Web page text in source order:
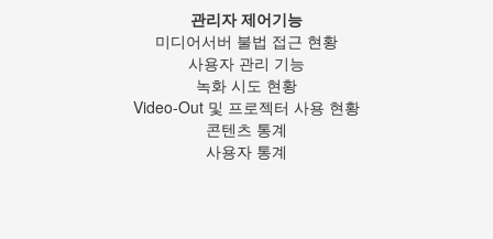
관리자 제어기능
미디어서버 불법 접근 현황
사용자 관리 기능
녹화 시도 현황
Video-Out 및 프로젝터 사용 현황
콘텐츠 통계
사용자 통계